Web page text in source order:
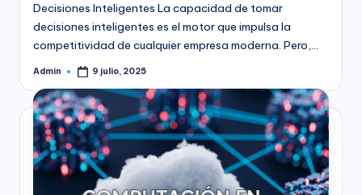
Decisiones Inteligentes La capacidad de tomar
decisiones inteligentes es el motor que impulsa la
competitividad de cualquier empresa moderna. Pero,…
Publicado
Admin 9 julio, 2025